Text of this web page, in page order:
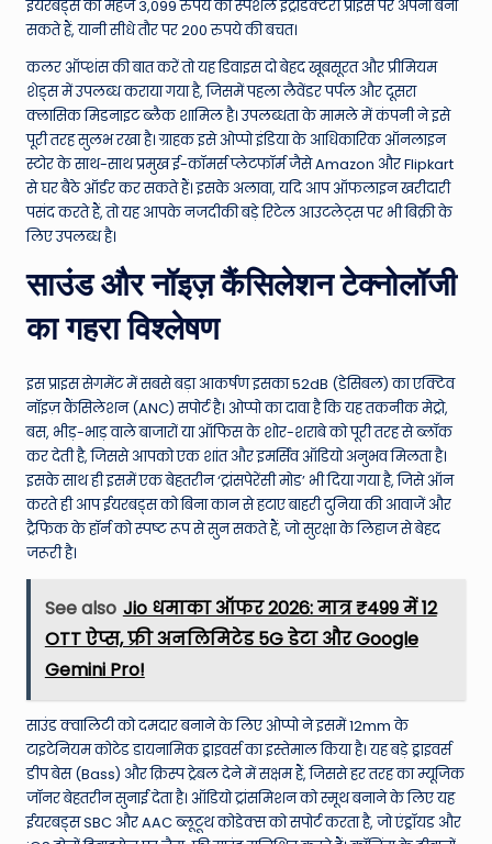
ईयरबड्स को महज 3,099 रुपये की स्पेशल इंट्रोडक्टरी प्राइस पर अपना बना
सकते हैं, यानी सीधे तौर पर 200 रुपये की बचत।
कलर ऑप्शंस की बात करें तो यह डिवाइस दो बेहद खूबसूरत और प्रीमियम
शेड्स में उपलब्ध कराया गया है, जिसमें पहला लैवेंडर पर्पल और दूसरा
क्लासिक मिडनाइट ब्लैक शामिल है। उपलब्धता के मामले में कंपनी ने इसे
पूरी तरह सुलभ रखा है। ग्राहक इसे ओप्पो इंडिया के आधिकारिक ऑनलाइन
स्टोर के साथ-साथ प्रमुख ई-कॉमर्स प्लेटफॉर्म जैसे Amazon और Flipkart
से घर बैठे ऑर्डर कर सकते हैं। इसके अलावा, यदि आप ऑफलाइन खरीदारी
पसंद करते हैं, तो यह आपके नजदीकी बड़े रिटेल आउटलेट्स पर भी बिक्री के
लिए उपलब्ध है।
साउंड और नॉइज़ कैंसिलेशन टेक्नोलॉजी
का गहरा विश्लेषण
इस प्राइस सेगमेंट में सबसे बड़ा आकर्षण इसका 52dB (डेसिबल) का एक्टिव
नॉइज़ कैंसिलेशन (ANC) सपोर्ट है। ओप्पो का दावा है कि यह तकनीक मेट्रो,
बस, भीड़-भाड़ वाले बाजारों या ऑफिस के शोर-शराबे को पूरी तरह से ब्लॉक
कर देती है, जिससे आपको एक शांत और इमर्सिव ऑडियो अनुभव मिलता है।
इसके साथ ही इसमें एक बेहतरीन ‘ट्रांसपेरेंसी मोड’ भी दिया गया है, जिसे ऑन
करते ही आप ईयरबड्स को बिना कान से हटाए बाहरी दुनिया की आवाजें और
ट्रैफिक के हॉर्न को स्पष्ट रूप से सुन सकते हैं, जो सुरक्षा के लिहाज से बेहद
जरूरी है।
See also Jio धमाका ऑफर 2026: मात्र ₹499 में 12
OTT ऐप्स, फ्री अनलिमिटेड 5G डेटा और Google
Gemini Pro!
साउंड क्वालिटी को दमदार बनाने के लिए ओप्पो ने इसमें 12mm के
टाइटेनियम कोटेड डायनामिक ड्राइवर्स का इस्तेमाल किया है। यह बड़े ड्राइवर्स
डीप बेस (Bass) और क्रिस्प ट्रेबल देने में सक्षम हैं, जिससे हर तरह का म्यूजिक
जॉनर बेहतरीन सुनाई देता है। ऑडियो ट्रांसमिशन को स्मूथ बनाने के लिए यह
ईयरबड्स SBC और AAC ब्लूटूथ कोडेक्स को सपोर्ट करता है, जो एंड्रॉयड और